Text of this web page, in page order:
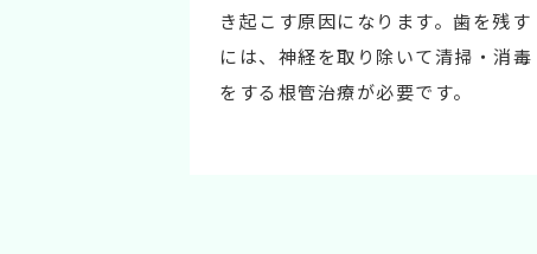
き起こす原因になります。歯を残す
には、神経を取り除いて清掃・消毒
をする根管治療が必要です。